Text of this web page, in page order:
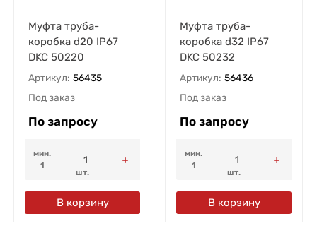
Муфта труба-
коробка d20 IP67
DKC 50220
Артикул: 56435
Под заказ
По запросу
мин.
1
шт.
В корзину
Муфта труба-
коробка d32 IP67
DKC 50232
Артикул: 56436
Под заказ
По запросу
мин.
1
шт.
В корзину